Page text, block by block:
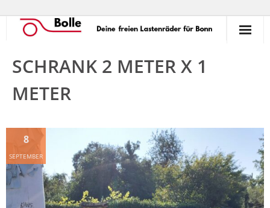
Ausleihen
Unterstützen
Erlebnisse
Termine
SCHRANK 2 METER X 1
METER
8
SEPTEMBER